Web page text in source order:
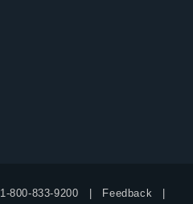
1-800-833-9200 Feedback